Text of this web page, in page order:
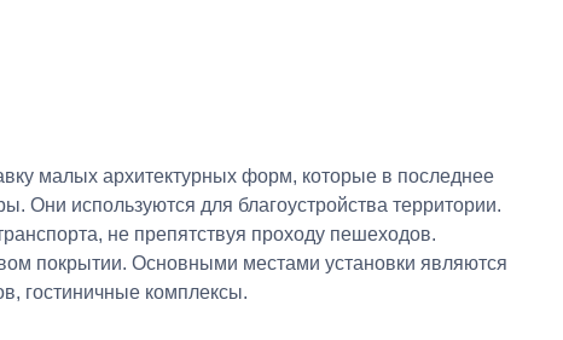
малых архитектурных форм, которые в последнее
Они используются для благоустройства территории.
не препятствуя проходу пешеходов.
покрытии. Основными местами установки являются
гостиничные комплексы.